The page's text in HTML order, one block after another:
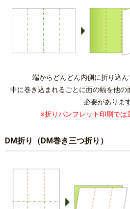
端からどんどん内側に折り込ん
中に巻き込まれるごとに面の幅を他
必要があります
※折りパンフレット印刷では
DM折り（DM巻き三つ折り）